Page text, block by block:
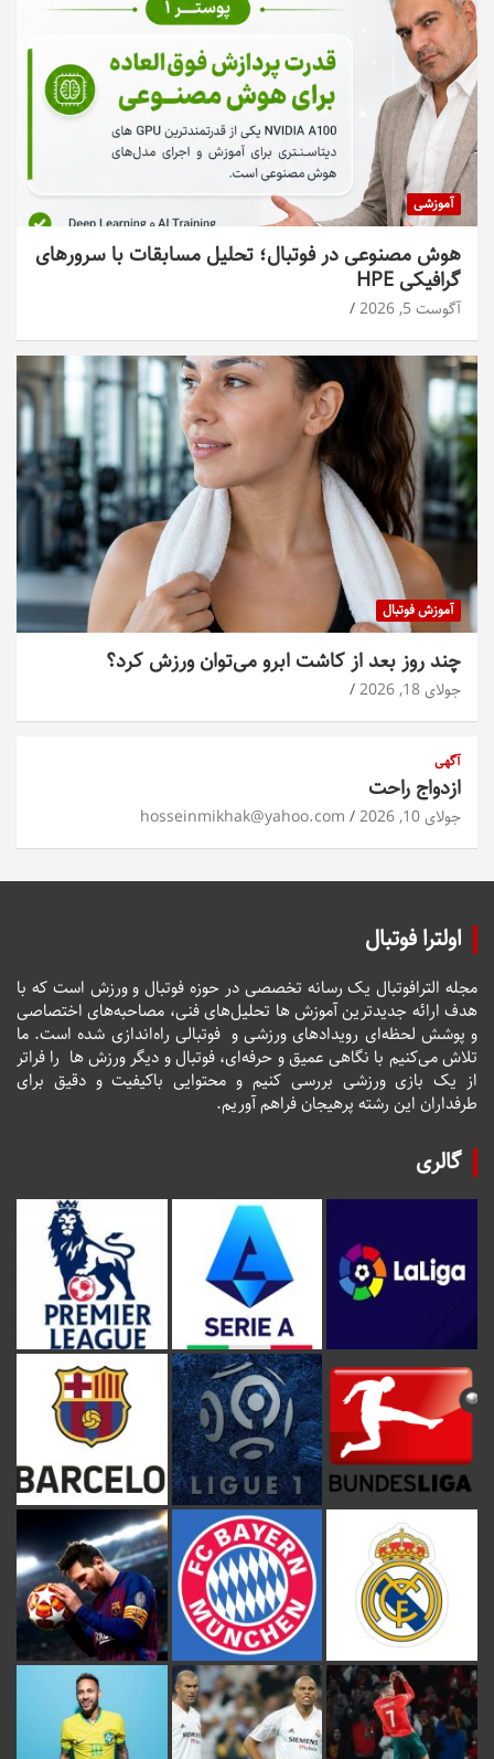
آموزشی
هوش مصنوعی در فوتبال؛ تحلیل مسابقات با سرورهای
گرافیکی HPE
آگوست 5, 2026
آموزش فوتبال
چند روز بعد از کاشت ابرو می‌توان ورزش کرد؟
جولای 18, 2026
آگهی
ازدواج راحت
جولای 10, 2026 hosseinmikhak@yahoo.com
اولترا فوتبال
مجله الترافوتبال یک رسانه تخصصی در حوزه فوتبال و ورزش است که با
هدف ارائه جدیدترین آموزش ها تحلیل‌های فنی، مصاحبه‌های اختصاصی
و پوشش لحظه‌ای رویدادهای ورزشی و فوتبالی راه‌اندازی شده است. ما
تلاش می‌کنیم با نگاهی عمیق و حرفه‌ای، فوتبال و دیگر ورزش ها را فراتر
از یک بازی ورزشی بررسی کنیم و محتوایی باکیفیت و دقیق برای
طرفداران این رشته پرهیجان فراهم آوریم.
گالری